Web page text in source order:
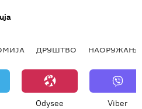
ДРУШТВО НАОРУЖАЊЕ
Odysee Viber